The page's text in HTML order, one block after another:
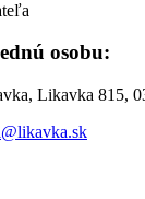
osobu:
Likavka 815,